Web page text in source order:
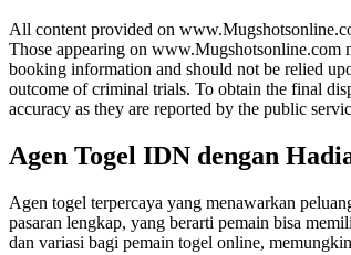
All content provided on
Those appearing on www.Mugshotsonline.com
booking information and should not be relied
outcome of criminal trials. To obtain the final
accuracy as they are reported by the public
Agen Togel IDN dengan
Agen togel terpercaya yang menawarkan
pasaran lengkap, yang berarti pemain bisa
dan variasi bagi pemain togel online,